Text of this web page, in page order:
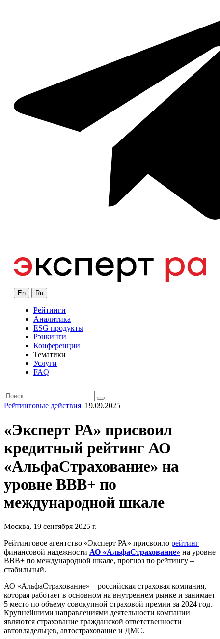
En Ru
Рейтинги
Аналитика
ESG продукты
Рэнкинги
Конференции
Тематики
Услуги
FAQ
Рейтинговые действия, 19.09.2025
«Эксперт РА» присвоил
кредитный рейтинг АО
«АльфаСтрахование» на
уровне ВВВ+ по
международной шкале
Москва, 19 сентября 2025 г.
Рейтинговое агентство «Эксперт РА» присвоило рейтинг
финансовой надежности АО «АльфаСтрахование» на уровне
ВВВ+ по международной шкале, прогноз по рейтингу –
стабильный.
АО «АльфаСтрахование» – российская страховая компания,
которая работает в основном на внутреннем рынке и занимает
5 место по объему совокупной страховой премии за 2024 год.
Крупнейшими направлениями деятельности компании
являются страхование гражданской ответственности
автовладельцев, автострахование и ДМС.